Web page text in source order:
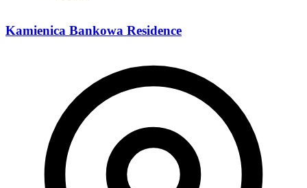
Kamienica Bankowa Residence